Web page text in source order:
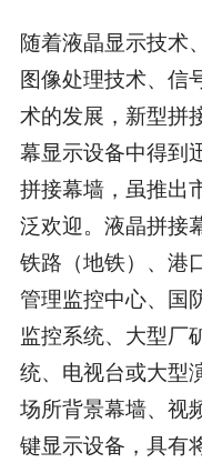
随着液晶显示技术
图像处理技术、信
术的发展，新型拼
幕显示设备中得到
拼接幕墙，虽推出
泛欢迎。液晶拼接
铁路（地铁）、港
管理监控中心、国
监控系统、大型厂
统、电视台或大型
场所背景幕墙、视
键显示设备，具有